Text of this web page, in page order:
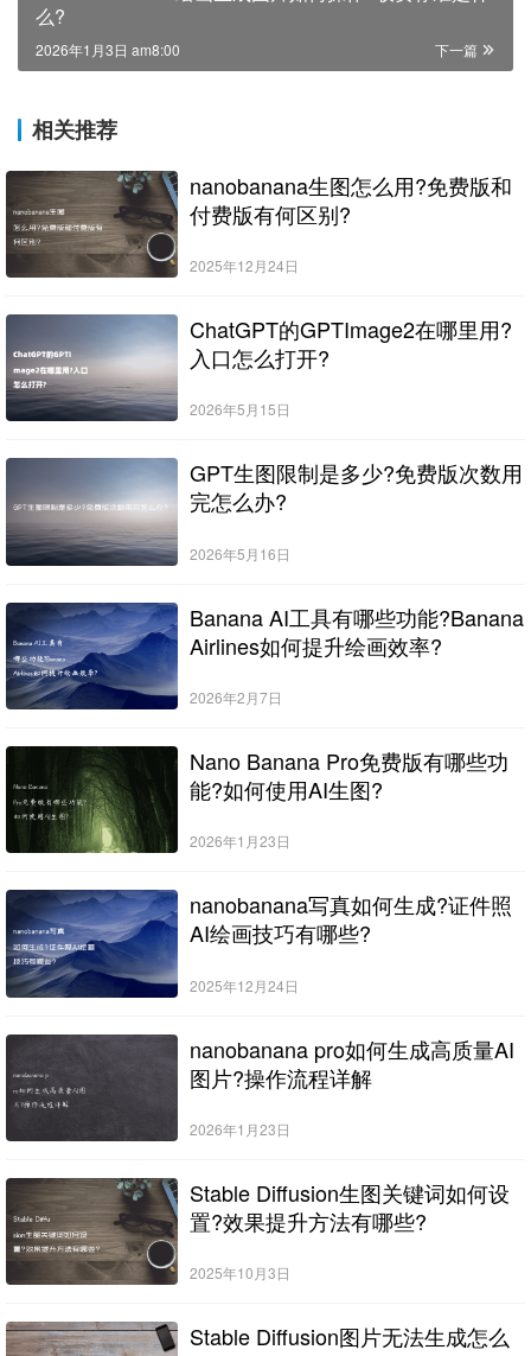
么?
下一篇
2026年1月3日 am8:00
相关推荐
nanobanana生图怎么用?免费版和
付费版有何区别?
2025年12月24日
ChatGPT的GPTImage2在哪里用?
入口怎么打开?
2026年5月15日
GPT生图限制是多少?免费版次数用
完怎么办?
2026年5月16日
Banana AI工具有哪些功能?Banana
Airlines如何提升绘画效率?
2026年2月7日
Nano Banana Pro免费版有哪些功
能?如何使用AI生图?
2026年1月23日
nanobanana写真如何生成?证件照
AI绘画技巧有哪些?
2025年12月24日
nanobanana pro如何生成高质量AI
图片?操作流程详解
2026年1月23日
Stable Diffusion生图关键词如何设
置?效果提升方法有哪些?
2025年10月3日
Stable Diffusion图片无法生成怎么